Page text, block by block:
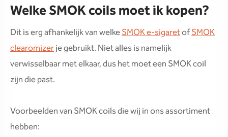
Welke SMOK coils moet ik kopen?
Dit is erg afhankelijk van welkeSMOK e-sigaretofSMOK
clearomizerje gebruikt. Niet alles is namelijk
verwisselbaar met elkaar, dus het moet een SMOK coil
zijn die past.
Voorbeelden van SMOK coils die wij in ons assortiment
hebben: